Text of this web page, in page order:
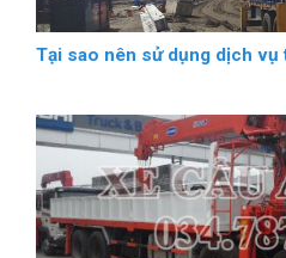
Tại sao nên sử dụng dịch vụ